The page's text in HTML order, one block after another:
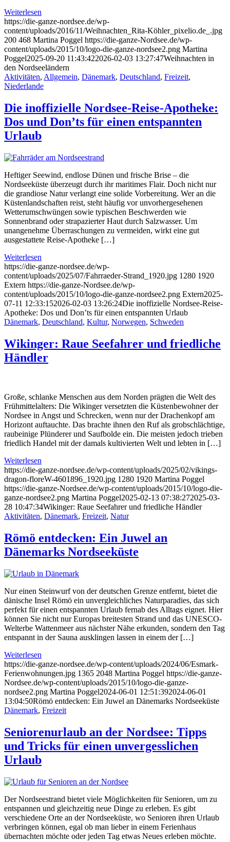
Weiterlesen
https://die-ganze-nordsee.de/wp-
content/uploads/2016/11/Weihnachten_Rita-Köhler_pixelio.de_.jpg
200 468 Martina Poggel https://die-ganze-Nordsee.de/wp-
content/uploads/2015/10/logo-die-ganze-nordsee2.png Martina
Poggel2025-09-20 11:43:422026-02-03 13:27:47Weihnachten in
den Nordseeländern
Aktivitäten, Allgemein, Dänemark, Deutschland, Freizeit,
Niederlande
Die inoffizielle Nordsee-Reise-Apotheke:
Dos und Don’ts für einen entspannten
Urlaub
Heftiger Seewind, endlose Dünen und frische Brise – die
Nordseeküste überzeugt durch ihr maritimes Flair. Doch nicht nur
die grandiose Natur verlangt eine solide Vorbereitung. Wer an die
Küstenlandschaften reist, steht häufig vor unvorhergesehenen
Wetterumschwüngen sowie typischen Beschwerden wie
Sonnenbrand oder strapazierter Haut durch Salzwasser. Um
unangenehme Überraschungen zu vermeiden, wirkt eine gut
ausgestattete Reise-Apotheke […]
Weiterlesen
https://die-ganze-nordsee.de/wp-
content/uploads/2025/07/Fahrraeder-Strand_1920.jpg 1280 1920
Extern https://die-ganze-Nordsee.de/wp-
content/uploads/2015/10/logo-die-ganze-nordsee2.png Extern2025-
07-11 12:33:152026-02-03 13:26:24Die inoffizielle Nordsee-Reise-
Apotheke: Dos und Don’ts für einen entspannten Urlaub
Dänemark, Deutschland, Kultur, Norwegen, Schweden
Wikinger: Raue Seefahrer und friedliche
Händler
Große, schlanke Menschen aus dem Norden prägten die Welt des
Frühmittelalters: Die Wikinger versetzten die Küstenbewohner der
Nordsee in Angst und Schrecken, wenn nur der Drachenkopf am
Horizont auftauchte. Das brachte ihnen den Ruf als grobschlächtige,
raubeinige Plünderer und Saufbolde ein. Die meisten jedoch trieben
friedlich Handel mit der damals kultivierten Welt und lebten in […]
Weiterlesen
https://die-ganze-nordsee.de/wp-content/uploads/2025/02/vikings-
dragon-floreW-4601896_1920.jpg 1280 1920 Martina Poggel
https://die-ganze-Nordsee.de/wp-content/uploads/2015/10/logo-die-
ganze-nordsee2.png Martina Poggel2025-02-13 07:38:272025-03-
28 10:47:34Wikinger: Raue Seefahrer und friedliche Händler
Aktivitäten, Dänemark, Freizeit, Natur
Römö entdecken: Ein Juwel an
Dänemarks Nordseeküste
Nur einen Steinwurf von der deutschen Grenze entfernt, bietet die
dänische Insel Römö ein unvergleichliches Naturparadies, das sich
perfekt für einen entspannten Urlaub fernab des Alltags eignet. Hier
können Sie nicht nur Europas breitesten Strand und das UNESCO-
Welterbe Wattenmeer aus nächster Nähe erkunden, sondern den Tag
entspannt in der Sauna ausklingen lassen in einem der […]
Weiterlesen
https://die-ganze-nordsee.de/wp-content/uploads/2024/06/Esmark-
Ferienwohnungen.jpg 1365 2048 Martina Poggel https://die-ganze-
Nordsee.de/wp-content/uploads/2015/10/logo-die-ganze-
nordsee2.png Martina Poggel2024-06-01 12:51:392024-06-01
13:04:50Römö entdecken: Ein Juwel an Dänemarks Nordseeküste
Dänemark, Freizeit
Seniorenurlaub an der Nordsee: Tipps
und Tricks für einen unvergesslichen
Urlaub
Der Nordseestrand bietet viele Möglichkeiten für Senioren, um zu
entspannen und gleichzeitig neue Dinge zu erleben. Es gibt
verschiedene Orte an der Nordseeküste, wo Senioren ihren Urlaub
verbringen können, egal ob man lieber in einem Ferienhaus
übernachten möchte oder jeden Tag etwas Neues erleben möchte.